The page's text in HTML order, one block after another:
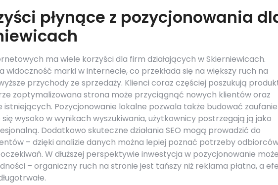
płynące z pozycjonowania
ma wiele korzyści dla firm działających w Skierniewicach.
widoczność marki w internecie, co przekłada się na większy ruch na
przychody ze sprzedaży. Klienci coraz częściej poszukują
zoptymalizowana strona może przyciągnąć nowych klientów oraz
Pozycjonowanie lokalne pozwala także budować
wysoko w wynikach wyszukiwania, użytkownicy postrzegają ją jako
Dodatkowo skuteczne działania SEO mogą prowadzić do
– dzięki analizie danych można lepiej poznać potrzeby
W dłuższej perspektywie inwestycja w pozycjonowanie może
– organiczny ruch na stronie jest tańszy niż reklama płatna, a